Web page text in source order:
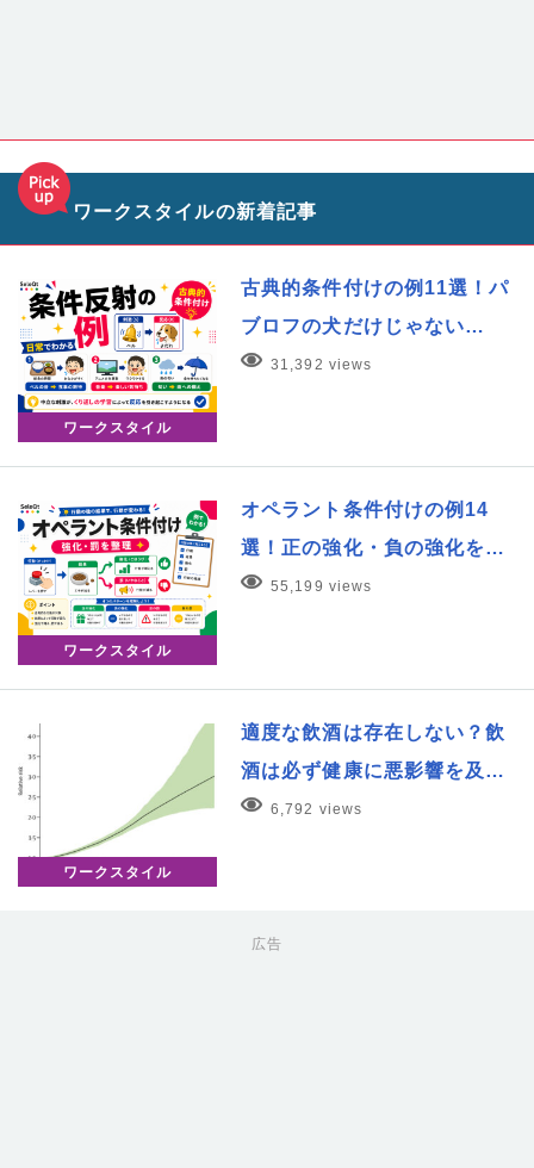
ワークスタイルの新着記事
ワークスタイル
古典的条件付けの例11選！パ
ブロフの犬だけじゃない…
31,392 views
ワークスタイル
オペラント条件付けの例14
選！正の強化・負の強化を…
55,199 views
ワークスタイル
適度な飲酒は存在しない？飲
酒は必ず健康に悪影響を及…
6,792 views
広告